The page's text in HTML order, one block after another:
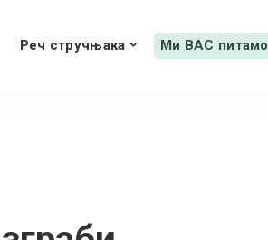
Реч стручњака Ми ВАС питамо